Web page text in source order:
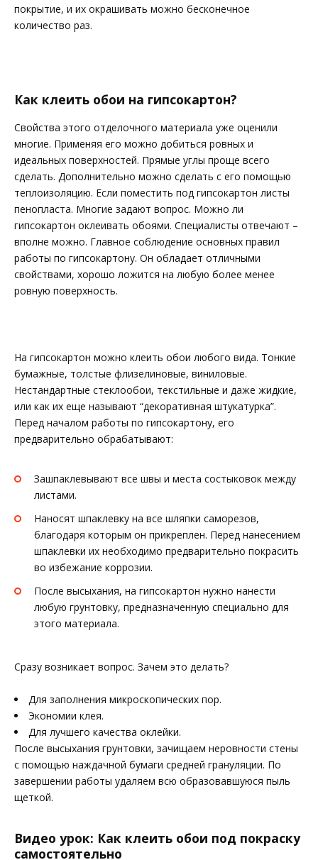
покрытие, и их окрашивать можно бесконечное
количество раз.
Как клеить обои на гипсокартон?
Свойства этого отделочного материала уже оценили
многие. Применяя его можно добиться ровных и
идеальных поверхностей. Прямые углы проще всего
сделать. Дополнительно можно сделать с его помощью
теплоизоляцию. Если поместить под гипсокартон листы
пенопласта. Многие задают вопрос. Можно ли
гипсокартон оклеивать обоями. Специалисты отвечают –
вполне можно. Главное соблюдение основных правил
работы по гипсокартону. Он обладает отличными
свойствами, хорошо ложится на любую более менее
ровную поверхность.
На гипсокартон можно клеить обои любого вида. Тонкие
бумажные, толстые флизелиновые, виниловые.
Нестандартные стеклообои, текстильные и даже жидкие,
или как их еще называют “декоративная штукатурка”.
Перед началом работы по гипсокартону, его
предварительно обрабатывают:
Зашпаклевывают все швы и места состыковок между
листами.
Наносят шпаклевку на все шляпки саморезов,
благодаря которым он прикреплен. Перед нанесением
шпаклевки их необходимо предварительно покрасить
во избежание коррозии.
После высыхания, на гипсокартон нужно нанести
любую грунтовку, предназначенную специально для
этого материала.
Сразу возникает вопрос. Зачем это делать?
Для заполнения микроскопических пор.
Экономии клея.
Для лучшего качества оклейки.
После высыхания грунтовки, зачищаем неровности стены
с помощью наждачной бумаги средней грануляции. По
завершении работы удаляем всю образовавшуюся пыль
щеткой.
Видео урок: Как клеить обои под покраску
самостоятельно